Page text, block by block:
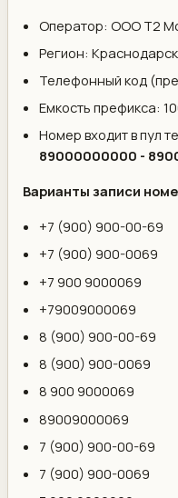
Оператор: ООО Т2
Регион:
Телефонный код
Емкость префикса:
Номер входит в пул
89000000000 -
Варианты записи
+7 (900) 900-00-69
+7 (900) 900-0069
+7 900 9000069
+79009000069
8 (900) 900-00-69
8 (900) 900-0069
8 900 9000069
89009000069
7 (900) 900-00-69
7 (900) 900-0069